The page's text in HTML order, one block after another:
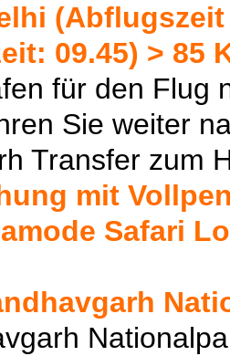
(Abflugszeit
09.45) > 85
für den Flug
Sie weiter
Transfer zum
mit
Safari